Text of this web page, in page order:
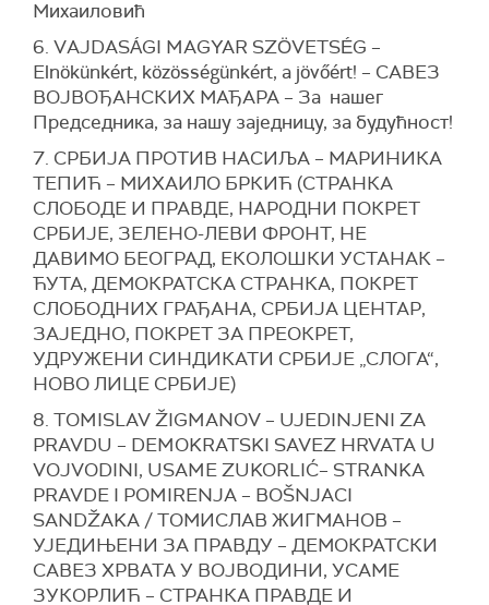
Михаиловић
6. VАJDASÁGI MAGYAR SZÖVETSÉG –
Elnökünkért, közösségünkért, a jövőért! – САВЕЗ
ВОЈВОЂАНСКИХ МАЂАРА – За нашег
Председника, за нашу заједницу, за будућност!
7. СРБИЈА ПРОТИВ НАСИЉА – МАРИНИКА
ТЕПИЋ – МИХАИЛО БРКИЋ (СТРАНКА
СЛОБОДЕ И ПРАВДЕ, НАРОДНИ ПОКРЕТ
СРБИЈЕ, ЗЕЛЕНО-ЛЕВИ ФРОНТ, НЕ
ДАВИМО БЕОГРАД, ЕКОЛОШКИ УСТАНАК –
ЋУТА, ДЕМОКРАТСКА СТРАНКА, ПОКРЕТ
СЛОБОДНИХ ГРАЂАНА, СРБИЈА ЦЕНТАР,
ЗАЈЕДНО, ПОКРЕТ ЗА ПРЕОКРЕТ,
УДРУЖЕНИ СИНДИКАТИ СРБИЈЕ „СЛОГА“,
НОВО ЛИЦЕ СРБИЈЕ)
8. TOMISLAV ŽIGMANOV – UJEDINJENI ZA
PRAVDU – DEMOKRATSKI SAVEZ HRVATA U
VOJVODINI, USAME ZUKORLIĆ– STRANKA
PRAVDE I POMIRENJA – BOŠNJACI
SANDŽAKA / ТОМИСЛАВ ЖИГМАНОВ –
УЈЕДИЊЕНИ ЗА ПРАВДУ – ДЕМОКРАТСКИ
САВЕЗ ХРВАТА У ВОЈВОДИНИ, УСАМЕ
ЗУКОРЛИЋ – СТРАНКА ПРАВДЕ И